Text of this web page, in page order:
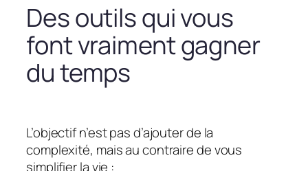
Des outils qui vous
font vraiment gagner
du temps
L’objectif n’est pas d’ajouter de la
complexité, mais au contraire de vous
simplifier la vie :